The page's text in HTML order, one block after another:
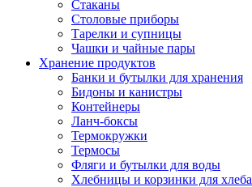
Стаканы
Столовые приборы
Тарелки и супницы
Чашки и чайные пары
Хранение продуктов
Банки и бутылки для хранения
Бидоны и канистры
Контейнеры
Ланч-боксы
Термокружки
Термосы
Фляги и бутылки для воды
Хлебницы и корзинки для хлеба